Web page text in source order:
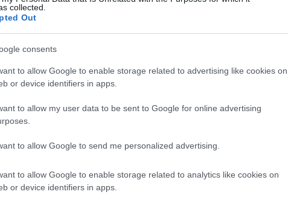
collected.
Out
consents
to allow Google to enable storage related to advertising like cookies on
or device identifiers in apps.
to allow my user data to be sent to Google for online advertising
to allow Google to send me personalized advertising.
to allow Google to enable storage related to analytics like cookies on
or device identifiers in apps.
Σχέσεις. Επιπλέον, είναι κάτοχος
από το Πανεπιστήμιο του Readingστις
στοFacebook